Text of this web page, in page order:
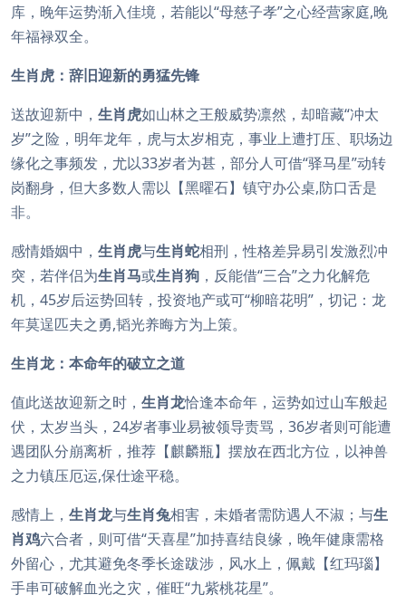
库，晚年运势渐入佳境，若能以“母慈子孝”之心经营家庭,晚
年福禄双全。
生肖虎：辞旧迎新的勇猛先锋
送故迎新中， 生肖虎如山林之王般威势凛然，却暗藏“冲太
岁”之险，明年龙年，虎与太岁相克，事业上遭打压、职场边
缘化之事频发，尤以33岁者为甚，部分人可借“驿马星”动转
岗翻身，但大多数人需以【黑曜石】镇守办公桌,防口舌是
非。
感情婚姻中， 生肖虎与生肖蛇相刑，性格差异易引发激烈冲
突，若伴侣为生肖马或生肖狗 ，反能借“三合”之力化解危
机，45岁后运势回转，投资地产或可“柳暗花明”，切记：龙
年莫逞匹夫之勇,韬光养晦方为上策。
生肖龙：本命年的破立之道
值此送故迎新之时， 生肖龙恰逢本命年，运势如过山车般起
伏，太岁当头，24岁者事业易被领导责骂，36岁者则可能遭
遇团队分崩离析，推荐【麒麟瓶】摆放在西北方位，以神兽
之力镇压厄运,保仕途平稳。
感情上， 生肖龙与生肖兔相害，未婚者需防遇人不淑；与生
肖鸡六合者，则可借“天喜星”加持喜结良缘，晚年健康需格
外留心，尤其避免冬季长途跋涉，风水上，佩戴【红玛瑙】
手串可破解血光之灾，催旺“九紫桃花星”。